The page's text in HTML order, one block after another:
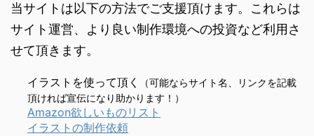
当サイトは以下の方法でご支援頂けます。これらは
サイト運営、より良い制作環境への投資など利用さ
せて頂きます。
イラストを使って頂く
（可能ならサイト名、リンクを記載
頂ければ宣伝になり助かります！）
Amazon欲しいものリスト
イラストの制作依頼